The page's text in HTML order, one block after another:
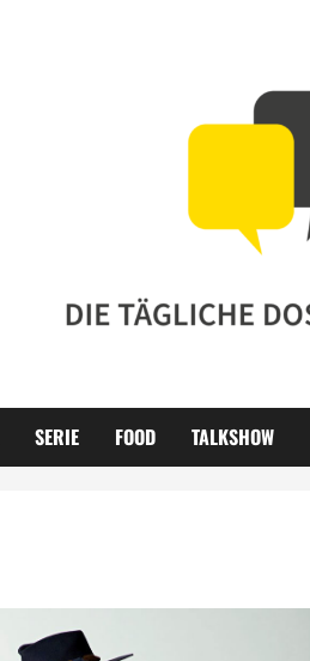
SERIE FOOD TALKSHOW